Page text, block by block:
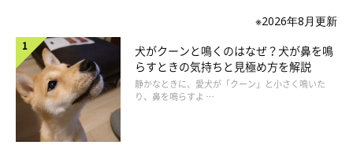
※2026年8月更新
犬がクーンと鳴くのはなぜ？犬が鼻を鳴
らすときの気持ちと見極め方を解説
静かなときに、愛犬が「クーン」と小さく鳴いた
り、鼻を鳴らすよ …